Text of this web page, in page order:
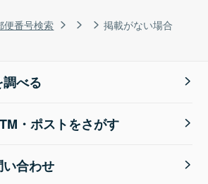
便番号検索 掲載がない場合
べる
・ポストをさがす
合わせ